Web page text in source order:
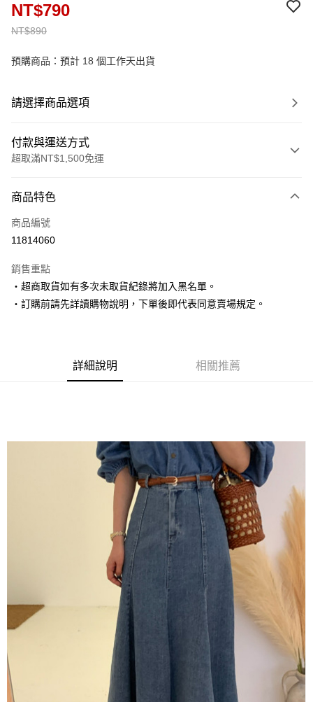
NT$890
NT$790
預購商品：預計 18 個工作天出貨
請選擇商品選項
付款與運送方式
超取滿NT$1,500免運
信用卡一次付款
超商取貨付款
Apple Pay
街口支付
便利好安心！
１．簡單：不需註冊會員、不需綁卡、不需儲值。
２．便利：只要手機號碼，簡訊認證，即可結帳。
３．安心：先確認商品／服務後，再付款。
【「AFTEE先享後付」結帳流程】
１．於結帳方式選擇「AFTEE先享後付」後，將跳轉至「AFTEE先享後付」
結帳頁面，進行簡訊認證並確認金額後，即可完成結帳。
２．訂單成立數日內，您將收到繳費通知簡訊。
３．收到繳費通知簡訊後14天內，點擊此簡訊中的連結，可透過四大超商／
ATM／網路銀行／等多元方式進行付款，方視為交易完成。
※ 請注意：結帳手續完成當下不需立刻繳費，但若您需要取消訂單，請聯絡
購買商品的店家。未經商家同意取消之訂單仍視為有效，需透過AFTEE先享
後付繳納相關費用。
※ 交易是否成功請以「AFTEE先享後付 」之結帳頁面顯示為準，若有關於
是否繳費成功／繳費後需取消欲退款等相關疑問，請聯繫「AFTEE先享後付
https://netprotections.freshdesk.com/support/home
１．透過由恩沛科技股份有限公司提供之「AFTEE先享後付」服務完成之交
易，需依本服務之必要範圍內提供個人資料，並將交易相關給付款項請求債
每筆NT$80，滿NT$1,500(含以上)免運費
每筆NT$80，滿NT$1,500(含以上)免運費
每筆NT$80，滿NT$1,500(含以上)免運費
付款後萊爾富取貨
每筆NT$80，滿NT$1,500(含以上)免運費
每筆NT$80，滿NT$1,500(含以上)免運費
商品特色
商品編號
11814060
銷售重點
‧超商取貨如有多次未取貨紀錄將加入黑名單。
‧訂購前請先詳讀購物說明，下單後即代表同意賣場規定。
詳細說明 相關推薦